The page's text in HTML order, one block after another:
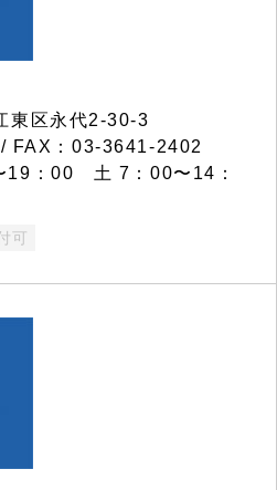
区永代2-30-3
FAX：03-3641-2402
19：00 土 7：00〜14：
可